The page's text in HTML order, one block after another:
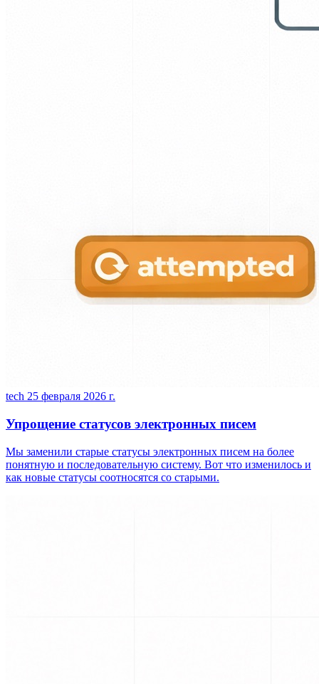
tech 25 февраля 2026 г.
Упрощение статусов электронных писем
Мы заменили старые статусы электронных писем на более
понятную и последовательную систему. Вот что изменилось и
как новые статусы соотносятся со старыми.